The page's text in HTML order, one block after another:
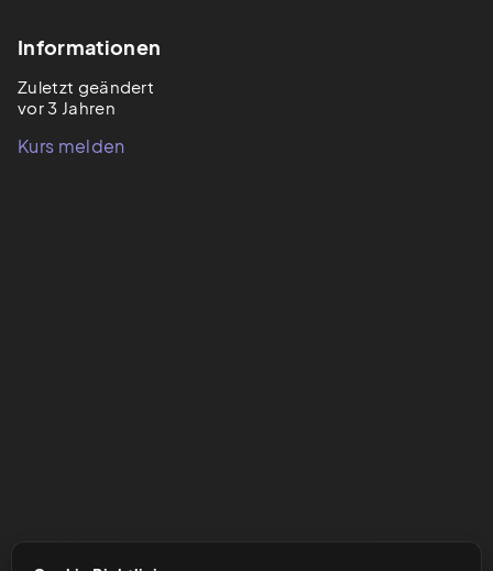
Informationen
Zuletzt geändert
vor 3 Jahren
Kurs melden